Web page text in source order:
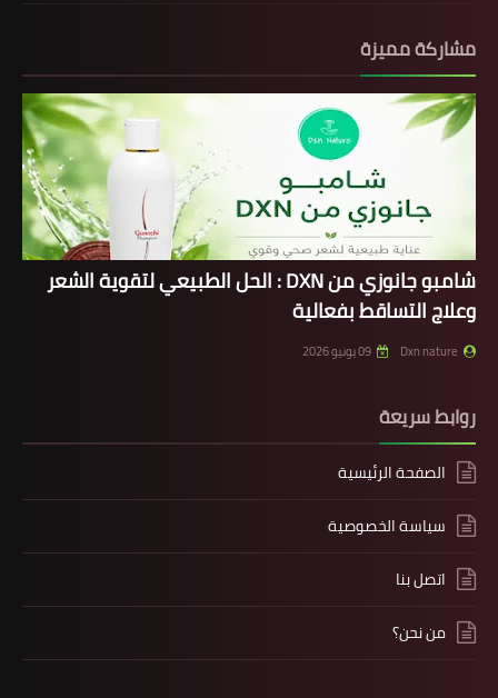
مشاركة مميزة
شامبو جانوزي من DXN : الحل الطبيعي لتقوية الشعر
وعلاج التساقط بفعالية
Dxn nature 09 يونيو 2026
روابط سريعة
الصفحة الرئيسية
سياسة الخصوصية
اتصل بنا
من نحن؟